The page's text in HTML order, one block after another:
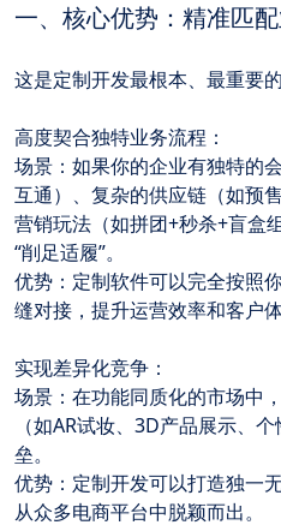
一、核心优势：精准匹
这是定制开发最根本、最重要的
高度契合独特业务流程：
场景：如果你的企业有独特的
互通）、复杂的供应链（如预
营销玩法（如拼团+秒杀+盲盒
“削足适履”。
优势：定制软件可以完全按照
缝对接，提升运营效率和客户体
实现差异化竞争：
场景：在功能同质化的市场中
（如AR试妆、3D产品展示、
垒。
优势：定制开发可以打造独一
从众多电商平台中脱颖而出。